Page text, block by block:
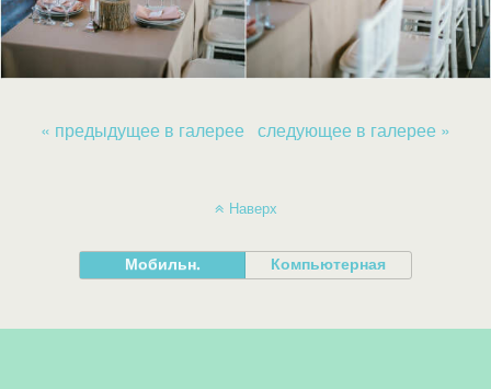
« предыдущее в галерее следующее в галерее »
Наверх
Мобильн. Компьютерная